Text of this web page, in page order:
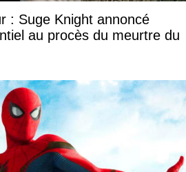
: Suge Knight annoncé
au procès du meurtre du